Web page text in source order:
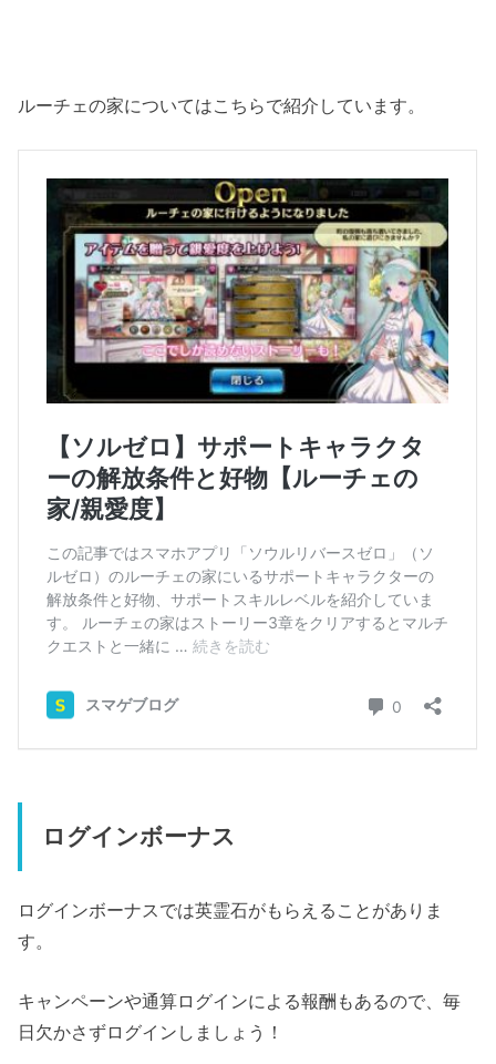
ルーチェの家についてはこちらで紹介しています。
ログインボーナス
ログインボーナスでは英霊石がもらえることがありま
す。
キャンペーンや通算ログインによる報酬もあるので、毎
日欠かさずログインしましょう！